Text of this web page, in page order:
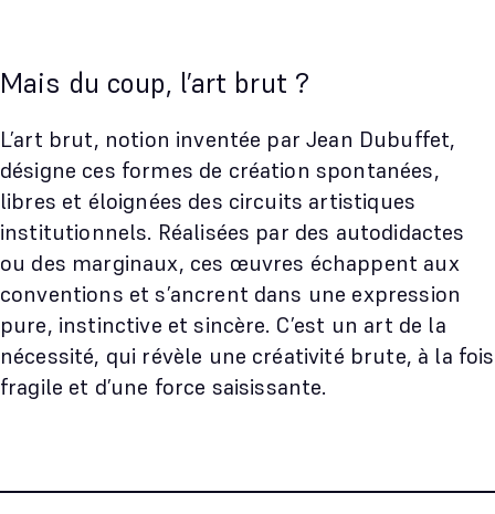
Mais du coup, l’art brut ?
L’art brut, notion inventée par Jean Dubuffet,
désigne ces formes de création spontanées,
libres et éloignées des circuits artistiques
institutionnels. Réalisées par des autodidactes
ou des marginaux, ces œuvres échappent aux
conventions et s’ancrent dans une expression
pure, instinctive et sincère. C’est un art de la
nécessité, qui révèle une créativité brute, à la fois
fragile et d’une force saisissante.